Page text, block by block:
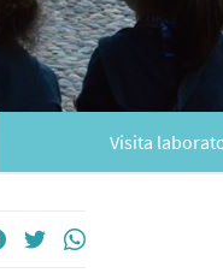
Visita